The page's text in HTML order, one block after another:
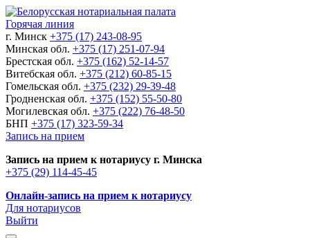
Горячая линия
г. Минск +375 (17) 243-08-95
Минская обл. +375 (17) 251-07-94
Брестская обл. +375 (162) 52-14-57
Витебская обл. +375 (212) 60-85-15
Гомельская обл. +375 (232) 29-39-48
Гродненская обл. +375 (152) 55-50-80
Могилевская обл. +375 (222) 76-48-50
БНП +375 (17) 323-59-34
Запись на прием
Запись на прием к нотариусу г. Минска
+375 (29) 114-45-45
Онлайн-запись на прием к нотариусу
Для нотариусов
Выйти